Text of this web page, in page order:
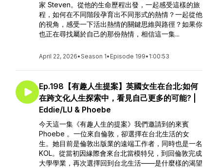
家 Steven。從他的生命歷程出發，一起感受這樣的旅
程，如何在不同階段孕育出不同形式的熱情？一起從他
的視角，感受一下活出熱情的關鍵思維與路徑？如果你
也正在尋找屬於自己的那份熱情，相信這一集...
April 22, 2026•Season 1• Episode 199• 1:00:53
Ep.198【有趣人生提案】英國女生在台北:如何
在跨文化人生探索中，看見自己更多的可能? |
Eddie/LU & Phoebe
今天這一集《有趣人生的提案》我們邀請到的來賓
Phoebe 。一位來自倫敦，卻選擇在台北生活的女
生。她目前是倫敦出版業的遠端工作者，同時也是一名
KOL。從當初因緣際會來台北當模特兒，到回倫敦完成
大學學業，再次選擇回到台北生活——是什麼樣的渴望